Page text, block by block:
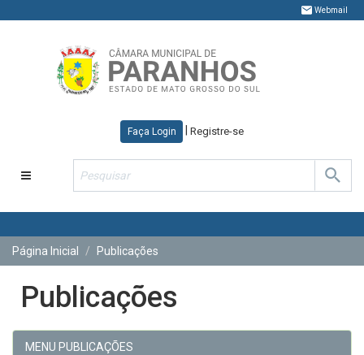
Webmail
Faça Login Registre-se
Toggle
navigation
Página Inicial Publicações
Publicações
MENU PUBLICAÇÕES